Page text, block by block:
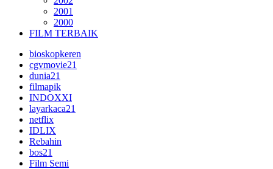
2001
2000
FILM TERBAIK
bioskopkeren
cgvmovie21
dunia21
filmapik
INDOXXI
layarkaca21
netflix
IDLIX
Rebahin
bos21
Film Semi